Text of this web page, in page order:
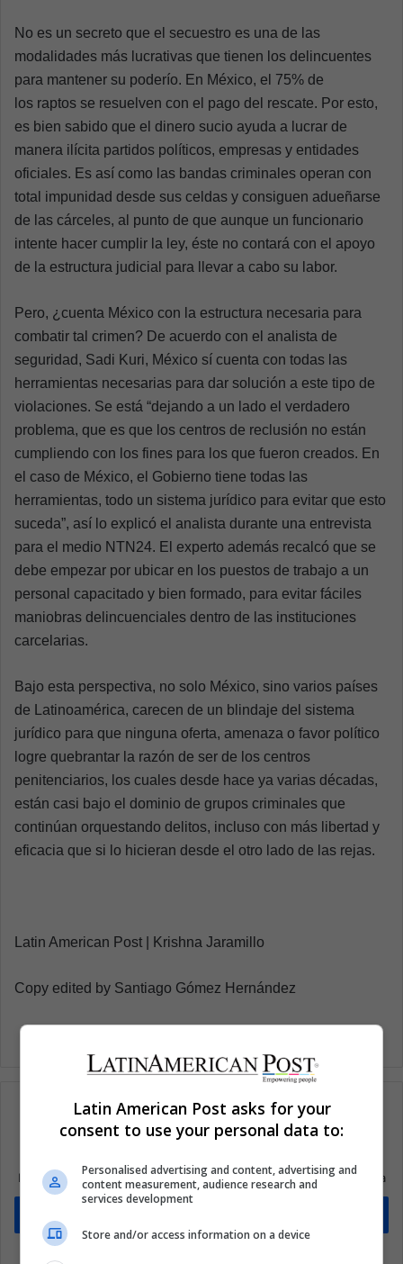
No es un secreto que el secuestro es una de las
modalidades más lucrativas que tienen los delincuentes
para mantener su poderío. En México, el 75% de
los raptos se resuelven con el pago del rescate. Por esto,
es bien sabido que el dinero sucio ayuda a lucrar de
manera ilícita partidos políticos, empresas y entidades
oficiales. Es así como las bandas criminales operan con
total impunidad desde sus celdas y consiguen adueñarse
de las cárceles, al punto de que aunque un funcionario
intente hacer cumplir la ley, éste no contará con el apoyo
de la estructura judicial para llevar a cabo su labor.
Pero, ¿cuenta México con la estructura necesaria para
combatir tal crimen? De acuerdo con el analista de
seguridad, Sadi Kuri, México sí cuenta con todas las
herramientas necesarias para dar solución a este tipo de
violaciones. Se está “dejando a un lado el verdadero
problema, que es que los centros de reclusión no están
cumpliendo con los fines para los que fueron creados. En
el caso de México, el Gobierno tiene todas las
herramientas, todo un sistema jurídico para evitar que esto
suceda”, así lo explicó el analista durante una entrevista
para el medio NTN24. El experto además recalcó que se
debe empezar por ubicar en los puestos de trabajo a un
personal capacitado y bien formado, para evitar fáciles
maniobras delincuenciales dentro de las instituciones
carcelarias.
Bajo esta perspectiva, no solo México, sino varios países
de Latinoamérica, carecen de un blindaje del sistema
jurídico para que ninguna oferta, amenaza o favor político
logre quebrantar la razón de ser de los centros
penitenciarios, los cuales desde hace ya varias décadas,
están casi bajo el dominio de grupos criminales que
continúan orquestando delitos, incluso con más libertad y
eficacia que si lo hicieran desde el otro lado de las rejas.
Latin American Post | Krishna Jaramillo
Copy edited by Santiago Gómez Hernández
Mantente informado sobre lo que está pasando en Latinoamérica
Latin American Post asks for your
consent to use your personal data to:
Personalised advertising and content, advertising and
content measurement, audience research and
services development
Store and/or access information on a device